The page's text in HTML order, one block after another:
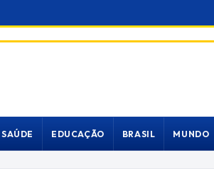
SAÚDE EDUCAÇÃO BRASIL MUNDO